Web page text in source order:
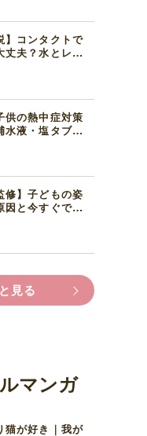
】コンタクトで
丈夫？水とレン
供の熱中症対策
水液・塩タブレ
修】子どもの姿
因と今すぐでき
見る
マンガ
猫が好き｜我が